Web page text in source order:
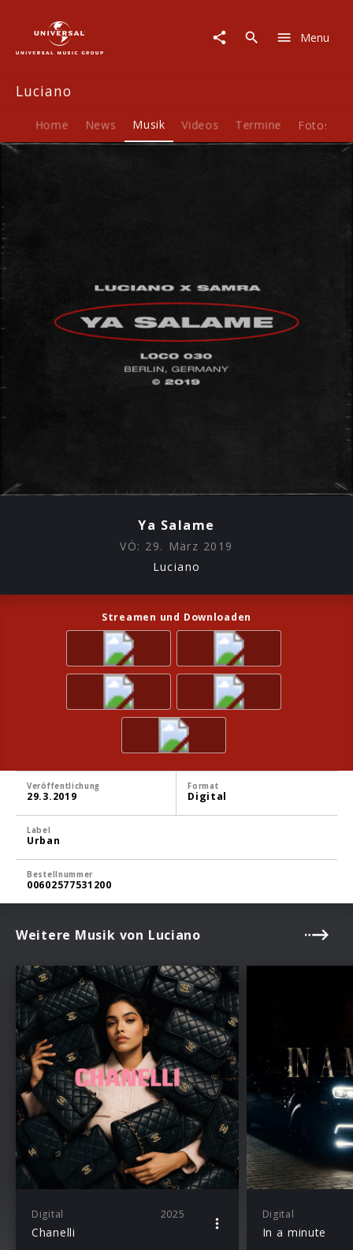
Salame
Menu
Luciano
Home News Musik Videos Termine Fotos
Ya Salame
VÖ: 29. März 2019
Luciano
Streamen und Downloaden
Veröffentlichung
29.3.2019
Format
Digital
Label
Urban
Bestellnummer
00602577531200
Weitere Musik von Luciano
Digital 2025
Chanelli
Digital
In a minute